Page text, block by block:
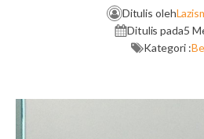
Ditulis oleh
Ditulis pada5
Kategori :